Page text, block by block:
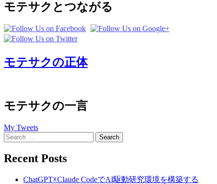
モテサクとつながる
モテサクの正体
モテサクの一言
My Tweets
Search
for:
Recent Posts
ChatGPT☓Claude CodeでAI駆動研究環境を構築する